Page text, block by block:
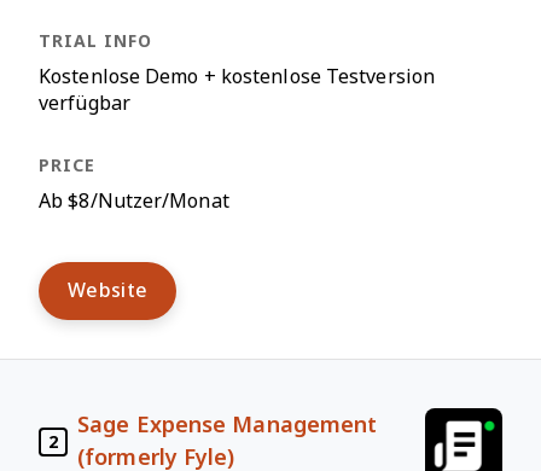
Kostenlose Demo + kostenlose Testversion
verfügbar
Ab $8/Nutzer/Monat
Website
2
Sage Expense Management
(formerly Fyle)